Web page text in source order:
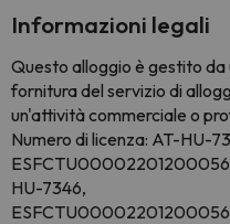
Informazioni legali
Questo alloggio è gestito
fornitura del servizio di
un'attività commerciale o
Numero di licenza: AT-HU-
HU-7346,